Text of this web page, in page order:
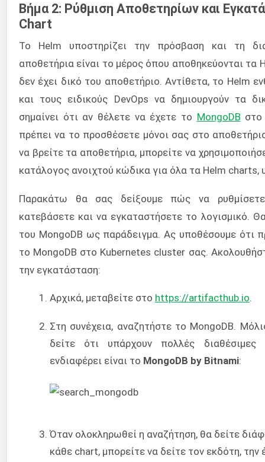
Βήμα 2: Ρύθμιση Αποθετηρίων και
Chart
Το Helm υποστηρίζει την πρόσβαση και τη
αποθετήρια είναι το μέρος όπου αποθηκεύονται τα
δεν έχει δικό του αποθετήριο. Αντίθετα, το Helm
και τους ειδικούς DevOps να δημιουργούν τα
σημαίνει ότι αν θέλετε να έχετε το MongoDB
πρέπει να το προσθέσετε μόνοι σας στο
να βρείτε τα αποθετήρια, μπορείτε να
κατάλογος ανοιχτού κώδικα για όλα τα Helm charts,
Παρακάτω θα σας δείξουμε πώς να
κατεβάσετε και να εγκαταστήσετε το λογισμικό.
του MongoDB ως παράδειγμα. Ας υποθέσουμε ότι
το MongoDB στο Kubernetes cluster σας.
την εγκατάσταση:
Αρχικά, μεταβείτε στο https://artifacthub.io.
Στη συνέχεια, αναζητήστε το MongoDB.
δείτε ότι υπάρχουν πολλές
ενδιαφέρει είναι το MongoDB by Bitnami:
Όταν ολοκληρωθεί η αναζήτηση, θα δείτε
κάθε chart, μπορείτε να δείτε τον εκδότη, την